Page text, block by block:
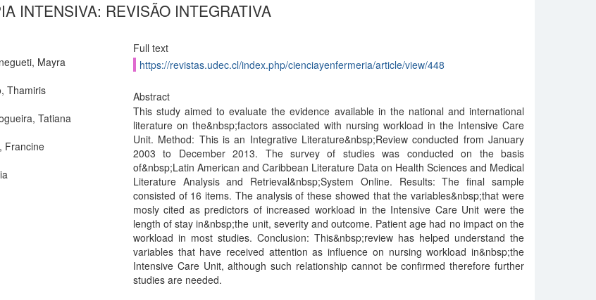
INTENSIVA: REVISÃO INTEGRATIVA
Mayra
Thamiris
Tatiana
Francine
Full text
https://revistas.udec.cl/index.php/cienciayenfermeria/article/view/448
Abstract
This study aimed to evaluate the evidence available in the national and international
literature on the&nbsp;factors associated with nursing workload in the Intensive Care
Unit. Method: This is an Integrative Literature&nbsp;Review conducted from January
2003 to December 2013. The survey of studies was conducted on the basis
of&nbsp;Latin American and Caribbean Literature Data on Health Sciences and Medical
Literature Analysis and Retrieval&nbsp;System Online. Results: The final sample
consisted of 16 items. The analysis of these showed that the variables&nbsp;that were
mosly cited as predictors of increased workload in the Intensive Care Unit were the
length of stay in&nbsp;the unit, severity and outcome. Patient age had no impact on the
workload in most studies. Conclusion: This&nbsp;review has helped understand the
variables that have received attention as influence on nursing workload in&nbsp;the
Intensive Care Unit, although such relationship cannot be confirmed therefore further
studies are needed.